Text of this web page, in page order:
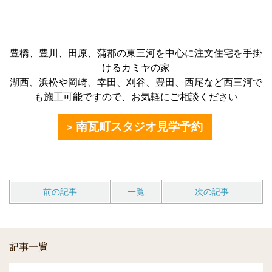
豊橋、豊川、田原、蒲郡の東三河を中心に注文住宅を手掛
けるカミヤの家
湖西、浜松や岡崎、幸田、刈谷、豊田、西尾など西三河で
も施工可能ですので、お気軽にご相談ください
南瓦町スタジオ見学予約
前の記事 一覧 次の記事
記事一覧